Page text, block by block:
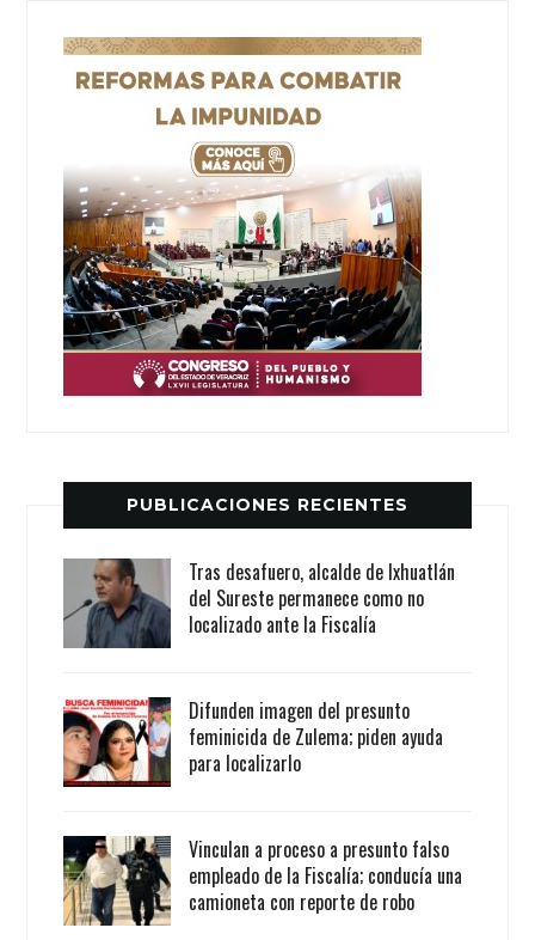
PUBLICACIONES RECIENTES
Tras desafuero, alcalde de Ixhuatlán
del Sureste permanece como no
localizado ante la Fiscalía
Difunden imagen del presunto
feminicida de Zulema; piden ayuda
para localizarlo
Vinculan a proceso a presunto falso
empleado de la Fiscalía; conducía una
camioneta con reporte de robo